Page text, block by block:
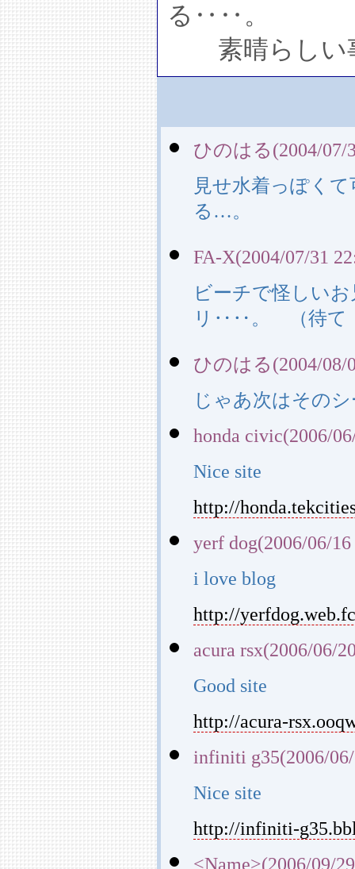
る‥‥。
素晴らしい
ひのはる(2004/07/
見せ水着っぽく
る…。
FA-X(2004/07/31
ビーチで怪しい
リ‥‥。 （待て
ひのはる(2004/08/
じゃあ次はその
honda civic(2006/
Nice site
http://
yerf dog(2006/06/
i love blog
http://
acura rsx(2006/06/
Good site
http://acura-
infiniti g35(2006/
Nice site
http://infiniti-
<Name>(2006/09/